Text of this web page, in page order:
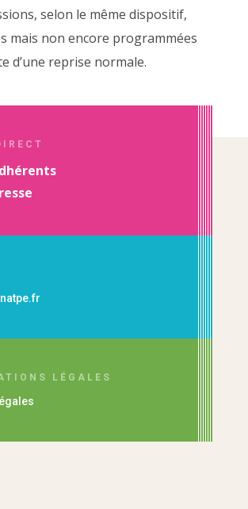
selon le même dispositif,
mais non encore programmées
d’une reprise normale.
LÉGALES